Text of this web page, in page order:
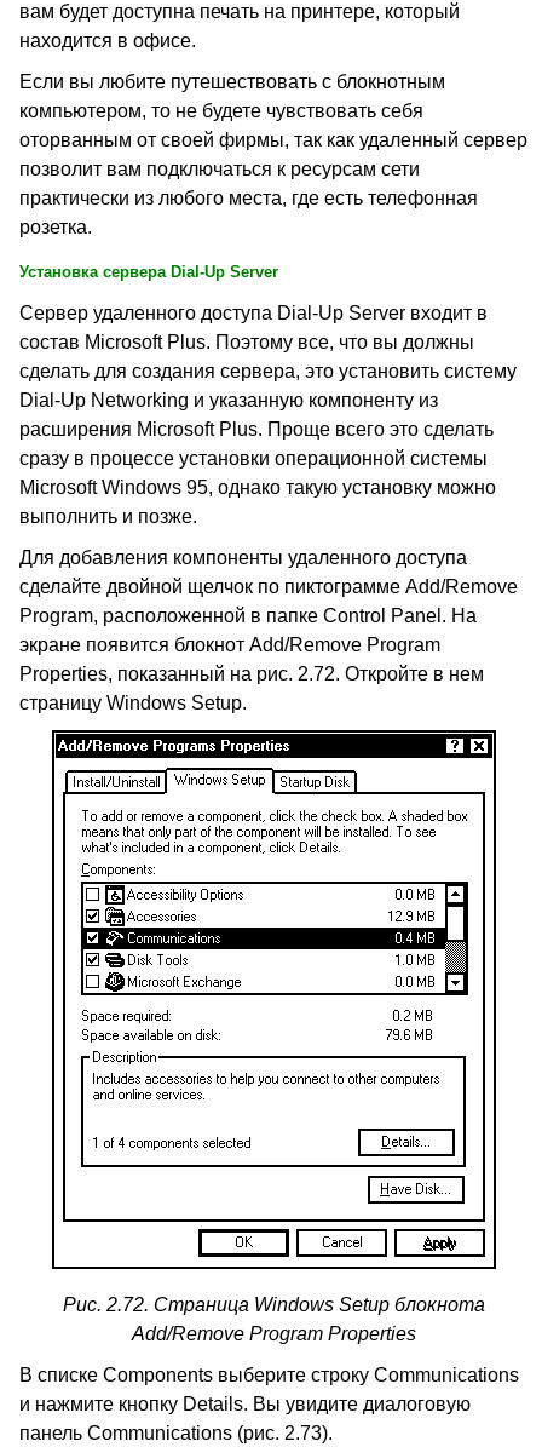
вам будет доступна печать на принтере, который
находится в офисе.
Если вы любите путешествовать с блокнотным
компьютером, то не будете чувствовать себя
оторванным от своей фирмы, так как удаленный сервер
позволит вам подключаться к ресурсам сети
практически из любого места, где есть телефонная
розетка.
Установка сервера Dial-Up Server
Сервер удаленного доступа Dial-Up Server входит в
состав Microsoft Plus. Поэтому все, что вы должны
сделать для создания сервера, это установить систему
Dial-Up Networking и указанную компоненту из
расширения Microsoft Plus. Проще всего это сделать
сразу в процессе установки операционной системы
Microsoft Windows 95, однако такую установку можно
выполнить и позже.
Для добавления компоненты удаленного доступа
сделайте двойной щелчок по пиктограмме Add/Remove
Program, расположенной в папке Control Panel. На
экране появится блокнот Add/Remove Program
Properties, показанный на рис. 2.72. Откройте в нем
страницу Windows Setup.
Рис. 2.72. Страница Windows Setup блокнота
Add/Remove Program Properties
В списке Components выберите строку Communications
и нажмите кнопку Details. Вы увидите диалоговую
панель Communications (рис. 2.73).